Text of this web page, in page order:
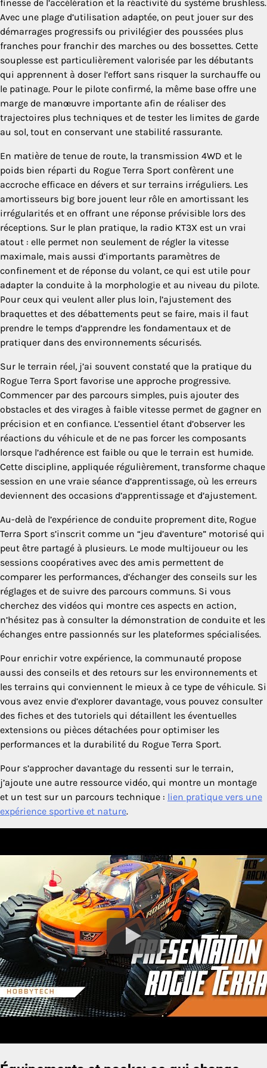
finesse de l’accélération et la réactivité du système brushless.
Avec une plage d’utilisation adaptée, on peut jouer sur des
démarrages progressifs ou privilégier des poussées plus
franches pour franchir des marches ou des bossettes. Cette
souplesse est particulièrement valorisée par les débutants
qui apprennent à doser l’effort sans risquer la surchauffe ou
le patinage. Pour le pilote confirmé, la même base offre une
marge de manœuvre importante afin de réaliser des
trajectoires plus techniques et de tester les limites de garde
au sol, tout en conservant une stabilité rassurante.
En matière de tenue de route, la transmission 4WD et le
poids bien réparti du Rogue Terra Sport confèrent une
accroche efficace en dévers et sur terrains irréguliers. Les
amortisseurs big bore jouent leur rôle en amortissant les
irrégularités et en offrant une réponse prévisible lors des
réceptions. Sur le plan pratique, la radio KT3X est un vrai
atout : elle permet non seulement de régler la vitesse
maximale, mais aussi d’importants paramètres de
confinement et de réponse du volant, ce qui est utile pour
adapter la conduite à la morphologie et au niveau du pilote.
Pour ceux qui veulent aller plus loin, l’ajustement des
braquettes et des débattements peut se faire, mais il faut
prendre le temps d’apprendre les fondamentaux et de
pratiquer dans des environnements sécurisés.
Sur le terrain réel, j’ai souvent constaté que la pratique du
Rogue Terra Sport favorise une approche progressive.
Commencer par des parcours simples, puis ajouter des
obstacles et des virages à faible vitesse permet de gagner en
précision et en confiance. L’essentiel étant d’observer les
réactions du véhicule et de ne pas forcer les composants
lorsque l’adhérence est faible ou que le terrain est humide.
Cette discipline, appliquée régulièrement, transforme chaque
session en une vraie séance d’apprentissage, où les erreurs
deviennent des occasions d’apprentissage et d’ajustement.
Au-delà de l’expérience de conduite proprement dite, Rogue
Terra Sport s’inscrit comme un “jeu d’aventure” motorisé qui
peut être partagé à plusieurs. Le mode multijoueur ou les
sessions coopératives avec des amis permettent de
comparer les performances, d’échanger des conseils sur les
réglages et de suivre des parcours communs. Si vous
cherchez des vidéos qui montre ces aspects en action,
n’hésitez pas à consulter la démonstration de conduite et les
échanges entre passionnés sur les plateformes spécialisées.
Pour enrichir votre expérience, la communauté propose
aussi des conseils et des retours sur les environnements et
les terrains qui conviennent le mieux à ce type de véhicule. Si
vous avez envie d’explorer davantage, vous pouvez consulter
des fiches et des tutoriels qui détaillent les éventuelles
extensions ou pièces détachées pour optimiser les
performances et la durabilité du Rogue Terra Sport.
Pour s’approcher davantage du ressenti sur le terrain,
j’ajoute une autre ressource vidéo, qui montre un montage
et un test sur un parcours technique : lien pratique vers une
expérience sportive et nature.